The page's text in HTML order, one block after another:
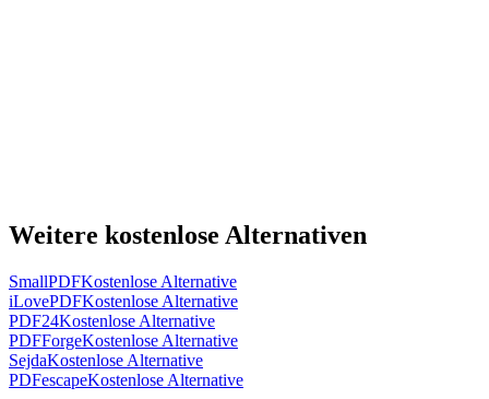
Weitere kostenlose Alternativen
SmallPDFKostenlose Alternative
iLovePDFKostenlose Alternative
PDF24Kostenlose Alternative
PDFForgeKostenlose Alternative
SejdaKostenlose Alternative
PDFescapeKostenlose Alternative